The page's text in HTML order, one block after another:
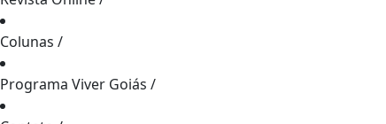
Colunas /
Programa Viver Goiás /